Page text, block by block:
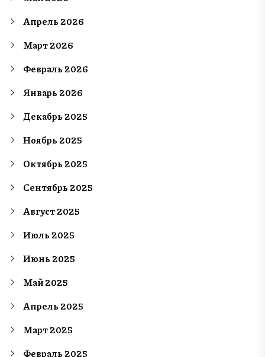
Апрель 2026
Март 2026
Февраль 2026
Январь 2026
Декабрь 2025
Ноябрь 2025
Октябрь 2025
Сентябрь 2025
Август 2025
Июль 2025
Июнь 2025
Май 2025
Апрель 2025
Март 2025
Февраль 2025